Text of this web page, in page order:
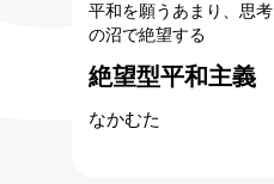
平和を願うあまり、思考
の沼で絶望する
絶望型平和主義
なかむた